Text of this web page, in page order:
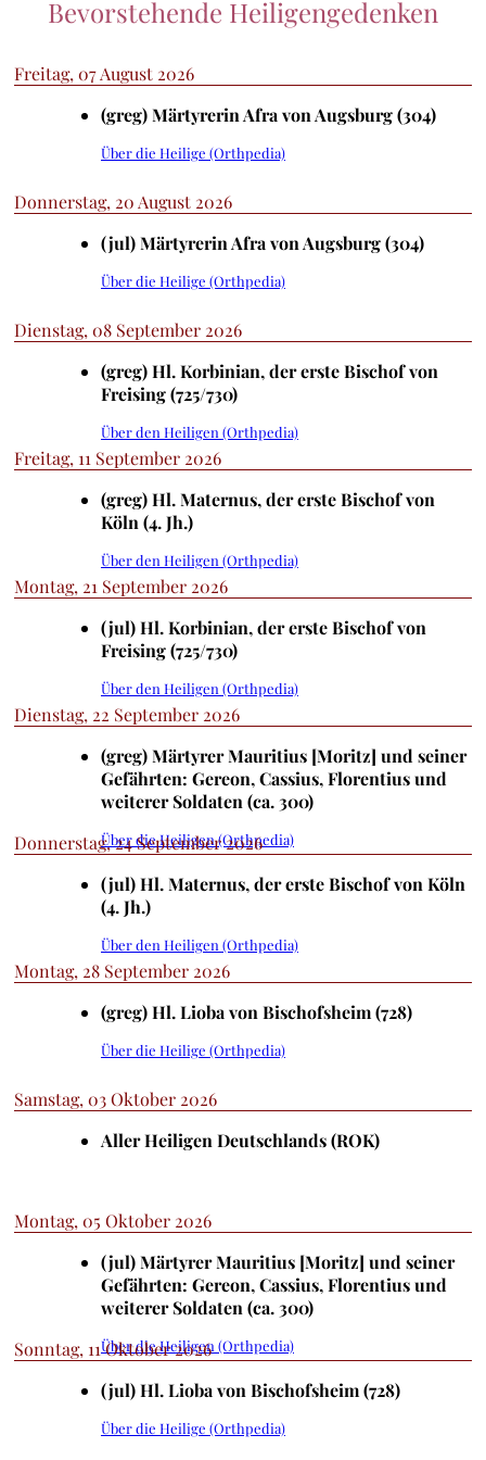
Bevorstehende Heiligengedenken
Freitag, 07 August 2026
(greg) Märtyrerin Afra von Augsburg (304)
Über die Heilige (Orthpedia)
Donnerstag, 20 August 2026
(jul) Märtyrerin Afra von Augsburg (304)
Über die Heilige (Orthpedia)
Dienstag, 08 September 2026
(greg) Hl. Korbinian, der erste Bischof von
Freising (725/730)
Über den Heiligen (Orthpedia)
Freitag, 11 September 2026
(greg) Hl. Maternus, der erste Bischof von
Köln (4. Jh.)
Über den Heiligen (Orthpedia)
Montag, 21 September 2026
(jul) Hl. Korbinian, der erste Bischof von
Freising (725/730)
Über den Heiligen (Orthpedia)
Dienstag, 22 September 2026
(greg) Märtyrer Mauritius [Moritz] und seiner
Gefährten: Gereon, Cassius, Florentius und
weiterer Soldaten (ca. 300)
Über die Heiligen (Orthpedia)
Donnerstag, 24 September 2026
(jul) Hl. Maternus, der erste Bischof von Köln
(4. Jh.)
Über den Heiligen (Orthpedia)
Montag, 28 September 2026
(greg) Hl. Lioba von Bischofsheim (728)
Über die Heilige (Orthpedia)
Samstag, 03 Oktober 2026
Aller Heiligen Deutschlands (ROK)
Montag, 05 Oktober 2026
(jul) Märtyrer Mauritius [Moritz] und seiner
Gefährten: Gereon, Cassius, Florentius und
weiterer Soldaten (ca. 300)
Über die Heiligen (Orthpedia)
Sonntag, 11 Oktober 2026
(jul) Hl. Lioba von Bischofsheim (728)
Über die Heilige (Orthpedia)